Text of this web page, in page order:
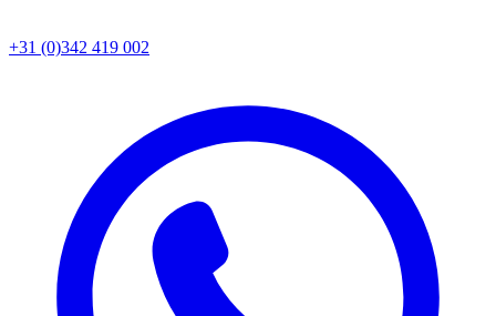
+31 (0)342 419 002